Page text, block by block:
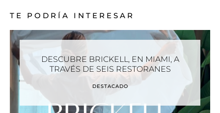
TE PODRÍA INTERESAR
DESCUBRE BRICKELL, EN MIAMI, A
TRAVÉS DE SEIS RESTORANES
DESTACADO